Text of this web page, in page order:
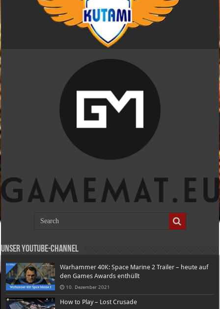
Unser Youtube-Channel
Warhammer 40K: Space Marine 2 Trailer – heute auf
den Games Awards enthüllt
10. Dezember 2021
How to Play – Lost Crusade